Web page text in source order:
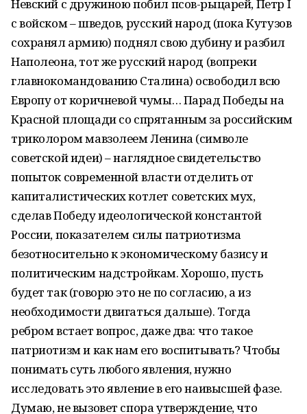
Невский с дружиною побил псов-рыцарей, Петр I
с войском – шведов, русский народ (пока Кутузов
сохранял армию) поднял свою дубину и разбил
Наполеона, тот же русский народ (вопреки
главнокомандованию Сталина) освободил всю
Европу от коричневой чумы… Парад Победы на
Красной площади со спрятанным за российским
триколором мавзолеем Ленина (символе
советской идеи) – наглядное свидетельство
попыток современной власти отделить от
капиталистических котлет советских мух,
сделав Победу идеологической константой
России, показателем силы патриотизма
безотносительно к экономическому базису и
политическим надстройкам. Хорошо, пусть
будет так (говорю это не по согласию, а из
необходимости двигаться дальше). Тогда
ребром встает вопрос, даже два: что такое
патриотизм и как нам его воспитывать? Чтобы
понимать суть любого явления, нужно
исследовать это явление в его наивысшей фазе.
Думаю, не вызовет спора утверждение, что